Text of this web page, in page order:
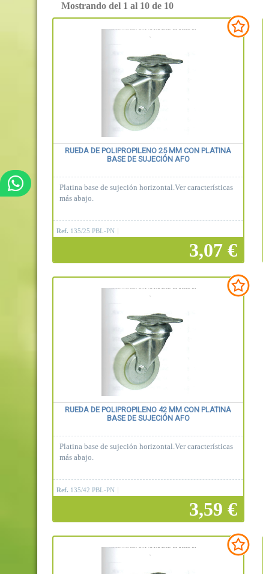
Mostrando del 1 al 10 de 10
RUEDA DE POLIPROPILENO 25 MM CON PLATINA
BASE DE SUJECIÓN AFO
Platina base de sujeción horizontal.Ver características
más abajo.
Ref. 135/25 PBL-PN
3,07 €
Añadir a la cesta
RUEDA DE POLIPROPILENO 42 MM CON PLATINA
BASE DE SUJECIÓN AFO
Platina base de sujeción horizontal.Ver características
más abajo.
Ref. 135/42 PBL-PN
3,59 €
Añadir a la cesta